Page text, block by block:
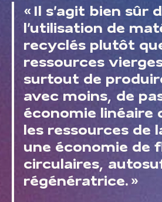
« Il s’agit bien sûr
l’utilisation de
recyclés plutôt
ressources
surtout de
avec moins, de
économie linéaire
les ressources de
une économie de
circulaires,
régénératrice. »